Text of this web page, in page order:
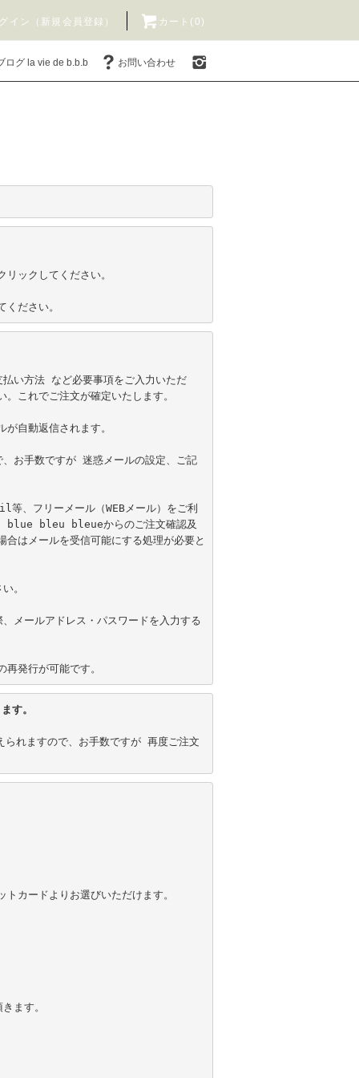
イン（新規会員登録） カート(0)
ログ la vie de b.b.b お問い合わせ
ックしてください。
ださい。
い方法 など必要事項をご入力いただ
これでご注文が確定いたします。
自動返信されます。
お手数ですが 迷惑メールの設定、ご記
、フリーメール（WEBメール）をご利
、blue bleu bleueからのご注文確認及
はメールを受信可能にする処理が必要と
。
メールアドレス・パスワードを入力する
発行が可能です。
す。
られますので、お手数ですが 再度ご注文
カードよりお選びいただけます。
ます。